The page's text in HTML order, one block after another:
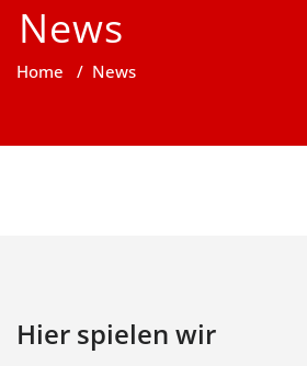
News
Home / News
Hier spielen wir